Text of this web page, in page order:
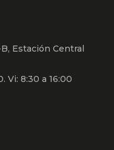
Estación Central
Vi: 8:30 a 16:00